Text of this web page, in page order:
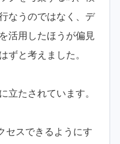
なうのではなく、デ
活用したほうが偏見
ずと考えました。
立たされています。
セスできるようにす